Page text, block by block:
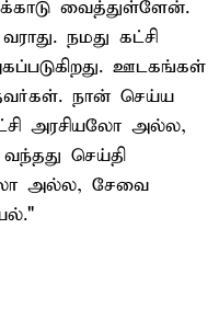
வைத்துள்ளேன்.
நமது கட்சி
ஊடகங்கள்
நான் செய்ய
அரசியலோ அல்ல,
செய்தி
அல்ல, சேவை